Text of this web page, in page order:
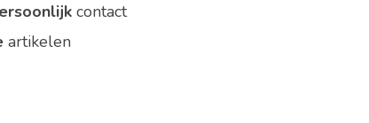
contact
artikelen